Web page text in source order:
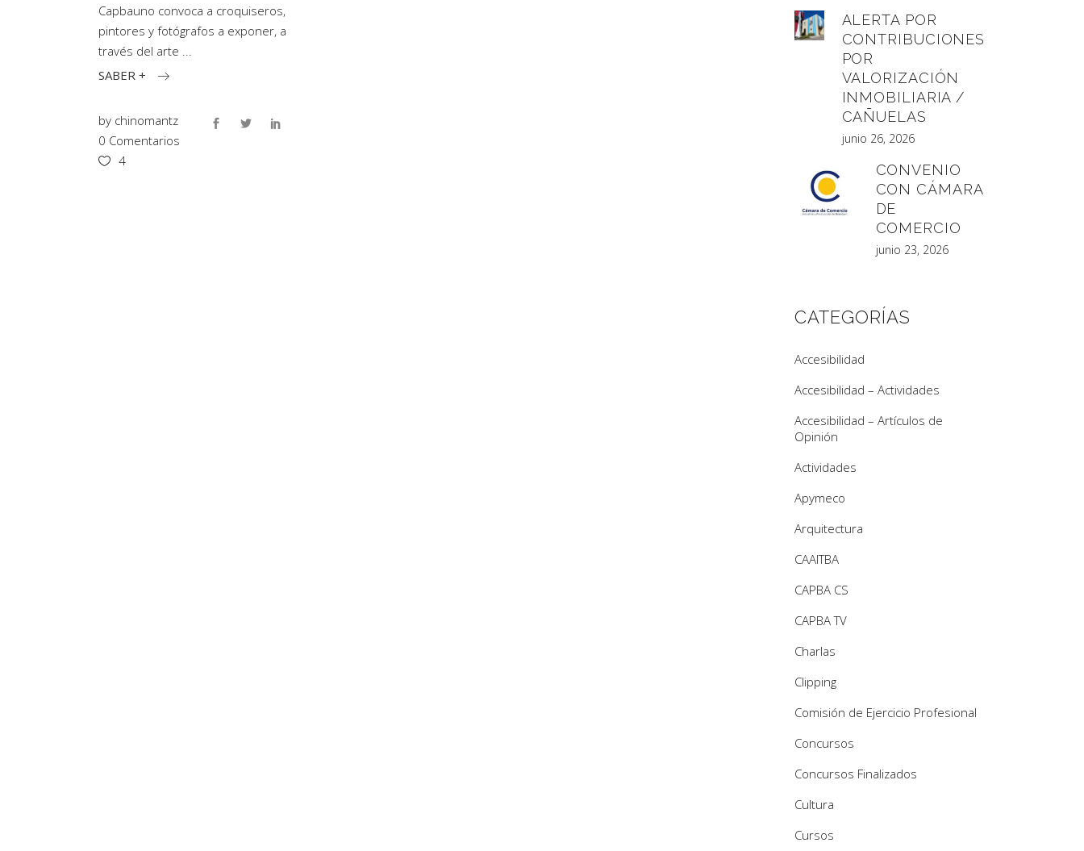
Capbauno convoca a croquiseros,
pintores y fotógrafos a exponer, a
través del arte
SABER +
by chinomantz
0 Comentarios
4
ALERTA POR
CONTRIBUCIONES
POR
VALORIZACIÓN
INMOBILIARIA /
CAÑUELAS
junio 26, 2026
CONVENIO
CON CÁMARA
DE
COMERCIO
junio 23, 2026
CATEGORÍAS
Accesibilidad
Accesibilidad – Actividades
Accesibilidad – Artículos de
Opinión
Actividades
Apymeco
Arquitectura
CAAITBA
CAPBA CS
CAPBA TV
Charlas
Clipping
Comisión de Ejercicio Profesional
Concursos
Concursos Finalizados
Cultura
Cursos